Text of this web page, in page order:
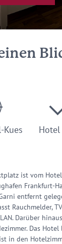
Kues Hotel
ist vom
Frankfurt-
entfernt
Rauchmelder,
Darüber
Das
in den